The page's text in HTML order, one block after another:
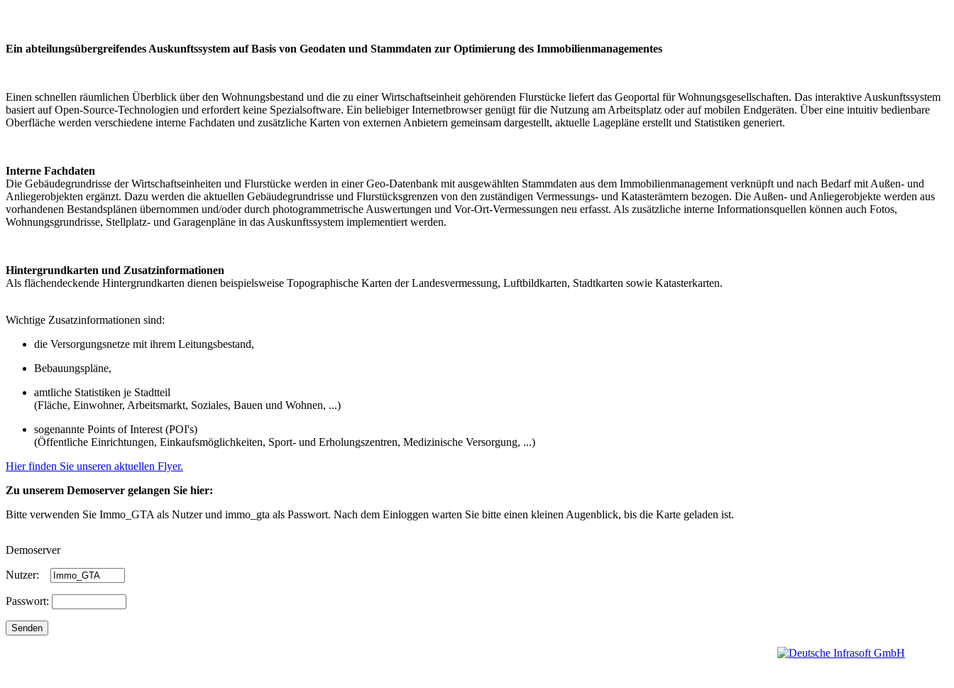
Ein abteilungsübergreifendes Auskunftssystem auf Basis von Geodaten und Stammdaten zur Optimierung des Immobilienmanagementes
Einen schnellen räumlichen Überblick über den Wohnungsbestand und die zu einer Wirtschaftseinheit gehörenden Flurstücke liefert das Geoportal für Wohnungsgesellschaften. Das interaktive Auskunftssystem
basiert auf Open-Source-Technologien und erfordert keine Spezialsoftware. Ein beliebiger Internetbrowser genügt für die Nutzung am Arbeitsplatz oder auf mobilen Endgeräten. Über eine intuitiv bedienbare
Oberfläche werden verschiedene interne Fachdaten und zusätzliche Karten von externen Anbietern gemeinsam dargestellt, aktuelle Lagepläne erstellt und Statistiken generiert.
Interne Fachdaten
Die Gebäudegrundrisse der Wirtschaftseinheiten und Flurstücke werden in einer Geo-Datenbank mit ausgewählten Stammdaten aus dem Immobilienmanagement verknüpft und nach Bedarf mit Außen- und
Anliegerobjekten ergänzt. Dazu werden die aktuellen Gebäudegrundrisse und Flurstücksgrenzen von den zuständigen Vermessungs- und Katasterämtern bezogen. Die Außen- und Anliegerobjekte werden aus
vorhandenen Bestandsplänen übernommen und/oder durch photogrammetrische Auswertungen und Vor-Ort-Vermessungen neu erfasst. Als zusätzliche interne Informationsquellen können auch Fotos,
Wohnungsgrundrisse, Stellplatz- und Garagenpläne in das Auskunftssystem implementiert werden.
Hintergrundkarten und Zusatzinformationen
Als flächendeckende Hintergrundkarten dienen beispielsweise Topographische Karten der Landesvermessung, Luftbildkarten, Stadtkarten sowie Katasterkarten.
Wichtige Zusatzinformationen sind:
die Versorgungsnetze mit ihrem Leitungsbestand,
Bebauungspläne,
amtliche Statistiken je Stadtteil
(Fläche, Einwohner, Arbeitsmarkt, Soziales, Bauen und Wohnen, ...)
sogenannte Points of Interest (POI's)
(Öffentliche Einrichtungen, Einkaufsmöglichkeiten, Sport- und Erholungszentren, Medizinische Versorgung, ...)
Hier finden Sie unseren aktuellen Flyer.
Zu unserem Demoserver gelangen Sie hier:
Bitte verwenden Sie Immo_GTA als Nutzer und immo_gta als Passwort. Nach dem Einloggen warten Sie bitte einen kleinen Augenblick, bis die Karte geladen ist.
Demoserver
Nutzer:
Passwort: